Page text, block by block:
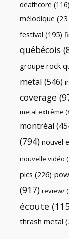
deathcore (116)
mélodique
festival (195)
québécois
groupe rock
metal (546)
coverage
metal extrême
montréal
(794) nouvel
nouvelle vidéo
pics (226)
(917) review/
écoute
thrash metal